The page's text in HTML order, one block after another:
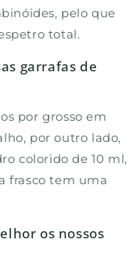
pelo que
total.
garrafas de
por grosso em
por outro lado,
colorido de 10 ml,
frasco tem uma
os nossos